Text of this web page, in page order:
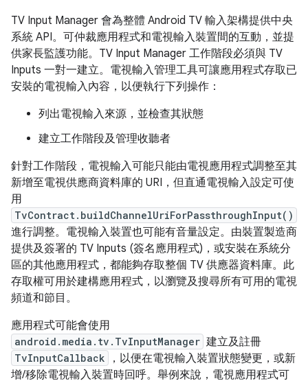
TV Input Manager 會為整體 Android TV 輸入架構提供中央
系統 API。可仲裁應用程式和電視輸入裝置間的互動，並提
供家長監護功能。TV Input Manager 工作階段必須與 TV
Inputs 一對一建立。電視輸入管理工具可讓應用程式存取已
安裝的電視輸入內容，以便執行下列操作：
列出電視輸入來源，並檢查其狀態
建立工作階段及管理收聽者
針對工作階段，電視輸入可能只能由電視應用程式調整至其
新增至電視供應商資料庫的 URI，但直通電視輸入設定可使
用
TvContract.buildChannelUriForPassthroughInput()
進行調整。電視輸入裝置也可能有音量設定。由裝置製造商
提供及簽署的 TV Inputs (簽名應用程式)，或安裝在系統分
區的其他應用程式，都能夠存取整個 TV 供應器資料庫。此
存取權可用於建構應用程式，以瀏覽及搜尋所有可用的電視
頻道和節目。
應用程式可能會使用
android.media.tv.TvInputManager 建立及註冊
TvInputCallback
，以便在電視輸入裝置狀態變更，或新
增/移除電視輸入裝置時回呼。舉例來說，電視應用程式可